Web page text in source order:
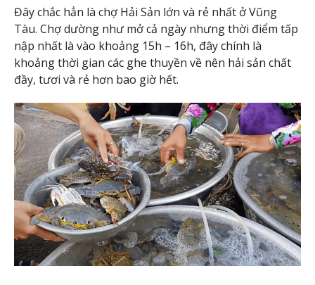
Đây chắc hẳn là chợ Hải Sản lớn và rẻ nhất ở Vũng
Tàu. Chợ dường như mở cả ngày nhưng thời điểm tấp
nập nhất là vào khoảng 15h – 16h, đây chính là
khoảng thời gian các ghe thuyền về nên hải sản chất
đầy, tươi và rẻ hơn bao giờ hết.